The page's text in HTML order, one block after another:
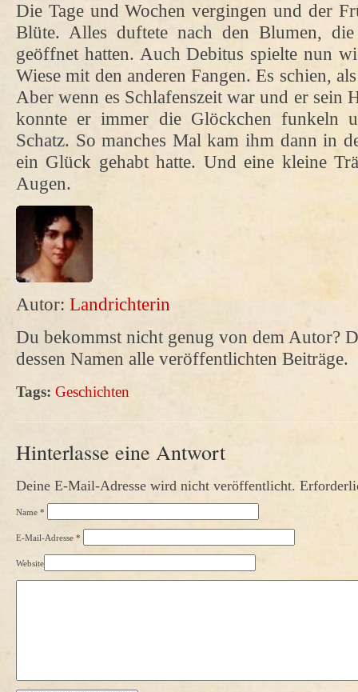
Die Tage und Wochen vergingen und der
Blüte. Alles duftete nach den Blumen,
geöffnet hatten. Auch Debitus spielte nun
Wiese mit den anderen Fangen. Es schien,
Aber wenn es Schlafenszeit war und er sein
konnte er immer die Glöckchen funkeln
Schatz. So manches Mal kam ihm dann in
ein Glück gehabt hatte. Und eine kleine
Augen.
Autor: Landrichterin
Du bekommst nicht genug von dem Autor?
dessen Namen alle veröffentlichten Beiträge.
Tags: Geschichten
Hinterlasse eine Antwort
Deine E-Mail-Adresse wird nicht veröffentlicht.
Name *
E-Mail-Adresse *
Website